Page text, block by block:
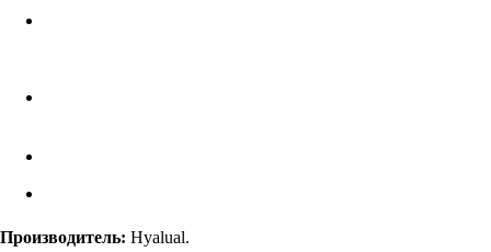
Производитель: Hyalual.